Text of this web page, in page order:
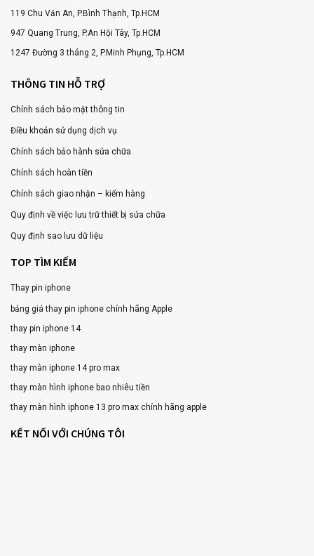
119 Chu Văn An, P.Bình Thạnh, Tp.HCM
947 Quang Trung, P.An Hội Tây, Tp.HCM
1247 Đường 3 tháng 2, P.Minh Phụng, Tp.HCM
THÔNG TIN HỖ TRỢ
Chính sách bảo mật thông tin
Điều khoản sử dụng dịch vụ
Chính sách bảo hành sửa chữa
Chính sách hoàn tiền
Chính sách giao nhận – kiểm hàng
Quy định về việc lưu trữ thiết bị sửa chữa
Quy định sao lưu dữ liệu
TOP TÌM KIẾM
Thay pin iphone
bảng giá thay pin iphone chính hãng Apple
thay pin iphone 14
thay màn iphone
thay màn iphone 14 pro max
thay màn hình iphone bao nhiêu tiền
thay màn hình iphone 13 pro max chính hãng apple
KẾT NỐI VỚI CHÚNG TÔI